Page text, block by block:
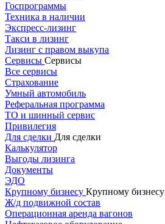
Госпрограммы
Техника в наличии
Экспресс-лизинг
Такси в лизинг
Лизинг с правом выкупа
Сервисы Сервисы
Все сервисы
Страхование
Умный автомобиль
Реферальная программа
ТО и шинный сервис
Привилегия
Для сделки Для сделки
Калькулятор
Выгоды лизинга
Документы
ЭДО
Крупному бизнесу Крупному бизнесу
Ж/д подвижной состав
Операционная аренда вагонов